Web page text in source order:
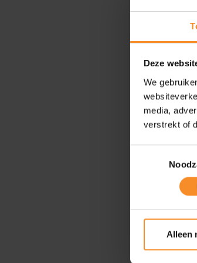
Deze
We
media,
verstrekt of
Alleen